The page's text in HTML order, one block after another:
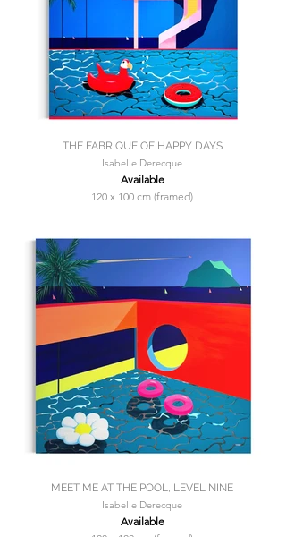
THE FABRIQUE OF HAPPY DAYS
Isabelle Derecque
Available
120 x 100 cm (framed)
MEET ME AT THE POOL, LEVEL NINE
Isabelle Derecque
Available